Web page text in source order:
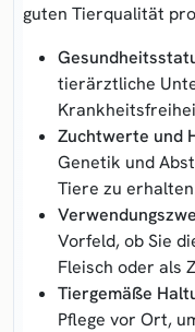
guten Tierqualität
tierärztliche
Zuchtwerte und
Genetik und
Tiere zu
Vorfeld, ob Sie
Fleisch oder als
Tiergemäße
Pflege vor Ort,